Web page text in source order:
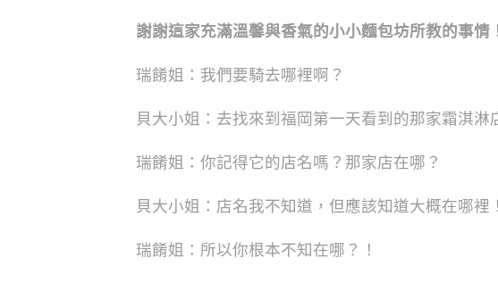
謝謝這家充滿溫馨與香氣的小小麵包坊所教的事情
瑞餚姐：我們要騎去哪裡啊？
貝大小姐：去找來到福岡第一天看到的那家霜淇淋
瑞餚姐：你記得它的店名嗎？那家店在哪？
貝大小姐：店名我不知道，但應該知道大概在哪裡！
瑞餚姐：所以你根本不知在哪？！